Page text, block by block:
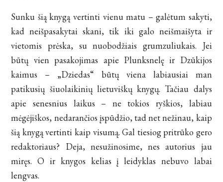
Sunku šią knygą vertinti vienu matu – galėtum sakyti,
kad neišpasakytai skani, tik iki galo neišmaišyta ir
vietomis prėska, su nuobodžiais grumzuliukais. Jei
būtų vien pasakojimas apie Plunksnelę ir Dzūkijos
kaimus – „Dziedas“ būtų viena labiausiai man
patikusių šiuolaikinių lietuviškų knygų. Tačiau dalys
apie senesnius laikus – ne tokios ryškios, labiau
mėgėjiškos, nedarančios įspūdžio, tad net nežinau, kaip
šią knygą vertinti kaip visumą. Gal tiesiog pritrūko gero
redaktoriaus? Deja, nesužinosime, nes autorius jau
miręs. O ir knygos kelias į leidyklas nebuvo labai
lengvas.